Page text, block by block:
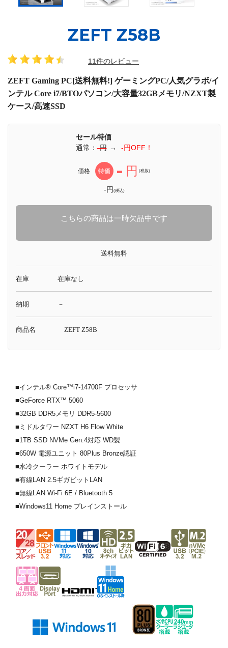
ZEFT Z58B
11件のレビュー
ZEFT Gaming PC[送料無料!] ゲーミングPC/人気グラボ/イ
ンテル Core i7/BTOパソコン/大容量32GBメモリ/NZXT製
ケース/高速SSD
セール特価
通常：-円 → -円OFF！
価格 特価 - 円 (税抜)
-円(税込)
こちらの商品は一時欠品中です
送料無料
在庫 在庫なし
納期 －
商品名 ZEFT Z58B
■インテル® Core™i7-14700F プロセッサ
■GeForce RTX™ 5060
■32GB DDR5メモリ DDR5-5600
■ミドルタワー NZXT H6 Flow White
■1TB SSD NVMe Gen.4対応 WD製
■650W 電源ユニット 80Plus Bronze認証
■水冷クーラー ホワイトモデル
■有線LAN 2.5ギガビットLAN
■無線LAN Wi-Fi 6E / Bluetooth 5
■Windows11 Home プレインストール